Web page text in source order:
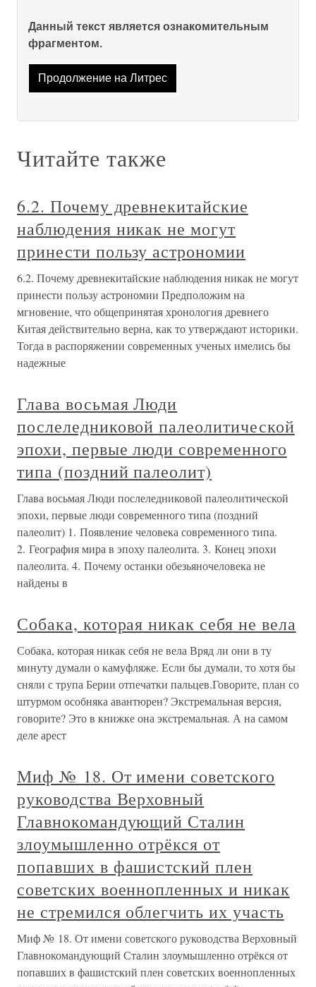
Данный текст является ознакомительным
фрагментом.
Продолжение на Литрес
Читайте также
6.2. Почему древнекитайские
наблюдения никак не могут
принести пользу астрономии
6.2. Почему древнекитайские наблюдения никак не могут
принести пользу астрономии Предположим на
мгновение, что общепринятая хронология древнего
Китая действительно верна, как то утверждают историки.
Тогда в распоряжении современных ученых имелись бы
надежные
Глава восьмая Люди
послеледниковой палеолитической
эпохи, первые люди современного
типа (поздний палеолит)
Глава восьмая Люди послеледниковой палеолитической
эпохи, первые люди современного типа (поздний
палеолит) 1. Появление человека современного типа.
2. География мира в эпоху палеолита. 3. Конец эпохи
палеолита. 4. Почему останки обезьяночеловека не
найдены в
Собака, которая никак себя не вела
Собака, которая никак себя не вела Вряд ли они в ту
минуту думали о камуфляже. Если бы думали, то хотя бы
сняли с трупа Берии отпечатки пальцев.Говорите, план со
штурмом особняка авантюрен? Экстремальная версия,
говорите? Это в книжке она экстремальная. А на самом
деле арест
Миф № 18. От имени советского
руководства Верховный
Главнокомандующий Сталин
злоумышленно отрёкся от
попавших в фашистский плен
советских военнопленных и никак
не стремился облегчить их участь
Миф № 18. От имени советского руководства Верховный
Главнокомандующий Сталин злоумышленно отрёкся от
попавших в фашистский плен советских военнопленных